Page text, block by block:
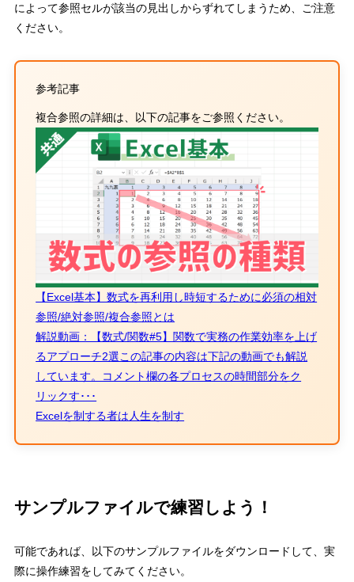
によって参照セルが該当の見出しからずれてしまうため、ご注意
ください。
参考記事
複合参照の詳細は、以下の記事をご参照ください。
【Excel基本】数式を再利用し時短するために必須の相対
参照/絶対参照/複合参照とは
解説動画：【数式/関数#5】関数で実務の作業効率を上げ
るアプローチ2選この記事の内容は下記の動画でも解説
しています。コメント欄の各プロセスの時間部分をク
リックす･･･
Excelを制する者は人生を制す
サンプルファイルで練習しよう！
可能であれば、以下のサンプルファイルをダウンロードして、実
際に操作練習をしてみてください。